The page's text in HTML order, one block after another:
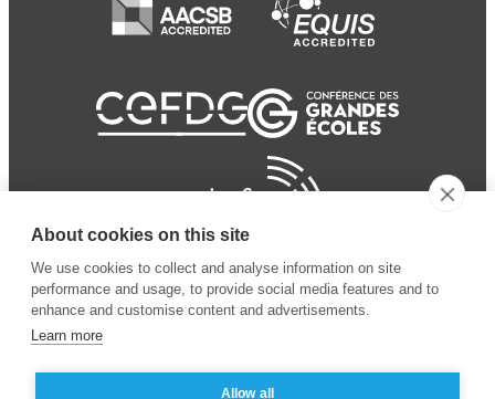
About cookies on this site
We use cookies to collect and analyse information on site
performance and usage, to provide social media features and to
enhance and customise content and advertisements.
Learn more
Allow all